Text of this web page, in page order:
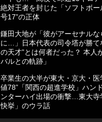
絶対王者を封じた「ソフトボー
号17”の正体
鎌田大地が「彼がアーセナルな
に…」日本代表の司令塔が勝て
の天才”とは何者だった？ 本人
バルとの軌跡」
卒業生の大半が東大・京大・医
値78”「関西の超進学校」ハン
ンターハイ出場の衝撃…東大寺
快挙」のウラ話